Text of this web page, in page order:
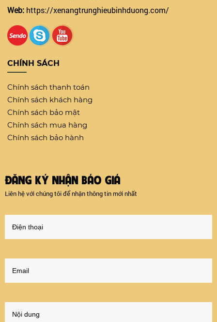
Web: https://xenangtrunghieubinhduong.com/
CHÍNH SÁCH
Chính sách thanh toán
Chính sách khách hàng
Chính sách bảo mật
Chính sách mua hàng
Chính sách bảo hành
ĐĂNG KÝ NHẬN BÁO GIÁ
Liên hệ với chúng tôi để nhận thông tin mới nhất